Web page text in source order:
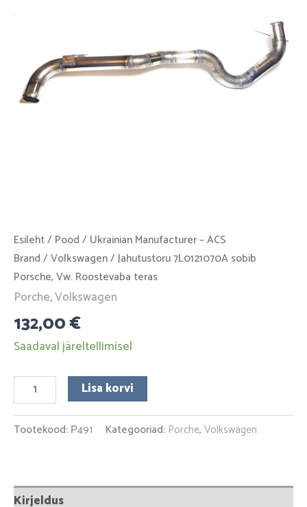
Esileht/ Pood / Ukrainian Manufacturer – ACS
Brand /Volkswagen/ Jahutustoru 7L0121070A sobib
Porsche, Vw. Roostevaba teras
Porche,Volkswagen
132,00€
Saadaval järeltellimisel
Vw.
kogus
Lisa korvi
Tootekood: Р491 Kategooriad: Porche, Volkswagen
Kirjeldus